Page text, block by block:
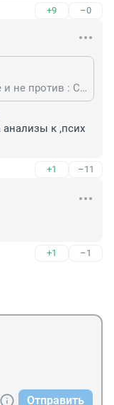
+9 –0
А если подумать?, это население и не против : Сказали выше - значит выше , скажет ниже - присядут 😡
анализы к ,псих
+1 –11
+1 –1
Отправить